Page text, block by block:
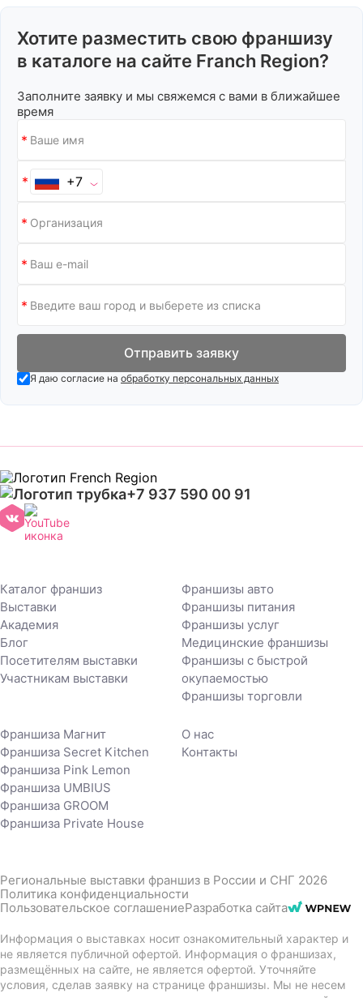
Хотите разместить свою франшизу
в каталоге на сайте Franch Region?
Заполните заявку и мы свяжемся с вами в ближайшее
время
+7
Отправить заявку
Я даю согласие на обработку персональных данных
+7 937 590 00 91
Каталог франшиз
Выставки
Академия
Блог
Посетителям выставки
Участникам выставки
Франшизы авто
Франшизы питания
Франшизы услуг
Медицинские франшизы
Франшизы с быстрой
окупаемостью
Франшизы торговли
Франшиза Магнит
Франшиза Secret Kitchen
Франшиза Pink Lemon
Франшиза UMBIUS
Франшиза GROOM
Франшиза Private House
О нас
Контакты
Региональные выставки франшиз в России и СНГ 2026
Политика конфиденциальности
Пользовательское соглашениеРазработка сайта
Информация о выставках носит ознакомительный характер и
не является публичной офертой. Информация о франшизах,
размещённых на сайте, не является офертой. Уточняйте
условия, сделав заявку на странице франшизы. Мы не несем